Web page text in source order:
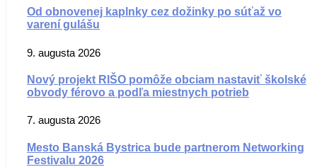
Od obnovenej kaplnky cez dožinky po súťaž vo
varení gulášu
9. augusta 2026
Nový projekt RIŠO pomôže obciam nastaviť školské
obvody férovo a podľa miestnych potrieb
7. augusta 2026
Mesto Banská Bystrica bude partnerom Networking
Festivalu 2026